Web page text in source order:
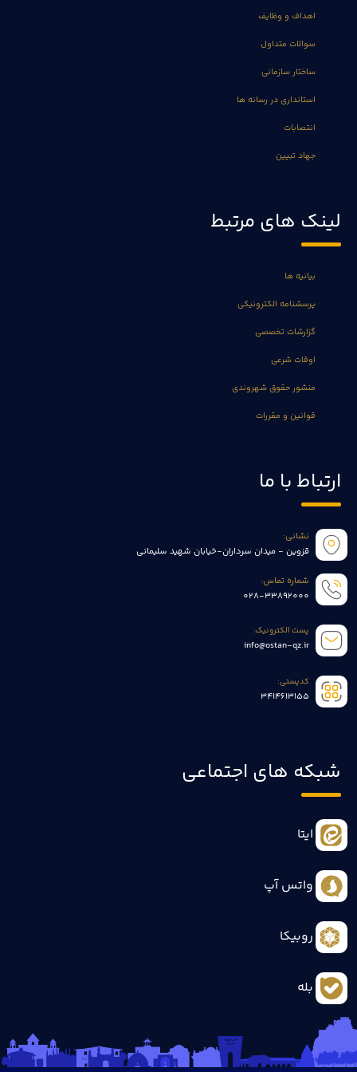
اهداف و وظایف
سوالات متداول
ساختار سازمانی
استانداری در رسانه ها
انتصابات
جهاد تبیین
لینک های مرتبط
بیانیه ها
پرسشنامه الکترونیکی
گزارشات تخصصی
اوقات شرعی
منشور حقوق شهروندی
قوانین و مقررات
ارتباط با ما
نشانی:
قزوین - میدان سرداران-خیابان شهید سلیمانی
شماره تماس:
028-33892000
پست الکترونیک:
info@ostan-qz.ir
کدپستی:
3414613155
شبکه های اجتماعی
ایتا
واتس آپ
روبیکا
بله